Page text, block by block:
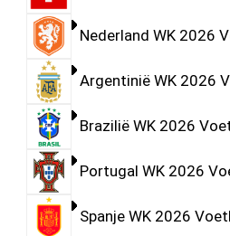
Nederland WK 2026
Argentinië WK 2026
Brazilië WK 2026
Portugal WK 2026
Spanje WK 2026